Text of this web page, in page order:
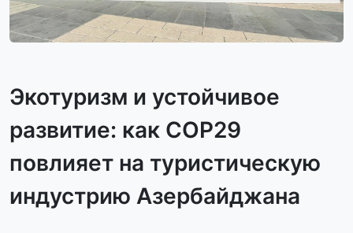
Экотуризм и устойчивое
развитие: как COP29
повлияет на туристическую
индустрию Азербайджана